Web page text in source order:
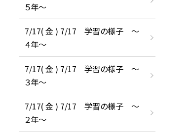
５年～
7/17( 金 ) 7/17 学習の様子 ～
４年～
7/17( 金 ) 7/17 学習の様子 ～
３年～
7/17( 金 ) 7/17 学習の様子 ～
２年～